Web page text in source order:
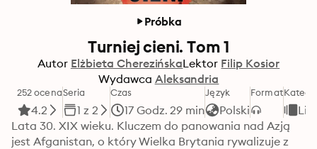
Próbka
Turniej cieni. Tom 1
Autor Elżbieta CherezińskaLektor Filip Kosior
Wydawca Aleksandria
252 ocena
4.2
Seria
1 z 2
Czas
17 Godz. 29 min
Język
Polski
Format
Lata 30. XIX wieku. Kluczem do panowania nad Azją
jest Afganistan, o który Wielka Brytania rywalizuje z